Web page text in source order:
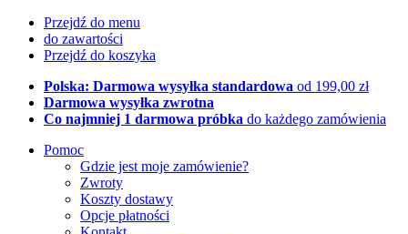
Przejdź do menu
do zawartości
Przejdź do koszyka
Polska: Darmowa wysyłka standardowa od 199,00 zł
Darmowa wysyłka zwrotna
Co najmniej 1 darmowa próbka do każdego zamówienia
Pomoc
Gdzie jest moje zamówienie?
Zwroty
Koszty dostawy
Opcje płatności